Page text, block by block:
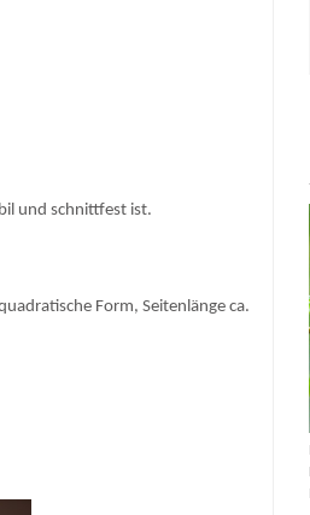
und schnittfest ist.
Form, Seitenlänge ca.